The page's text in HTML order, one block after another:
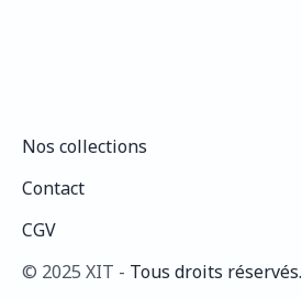
©️ 2025 XIT - Tous droits réservés.
Nos collections
Contact
CGV